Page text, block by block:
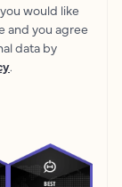
would like
and you agree
data by
.